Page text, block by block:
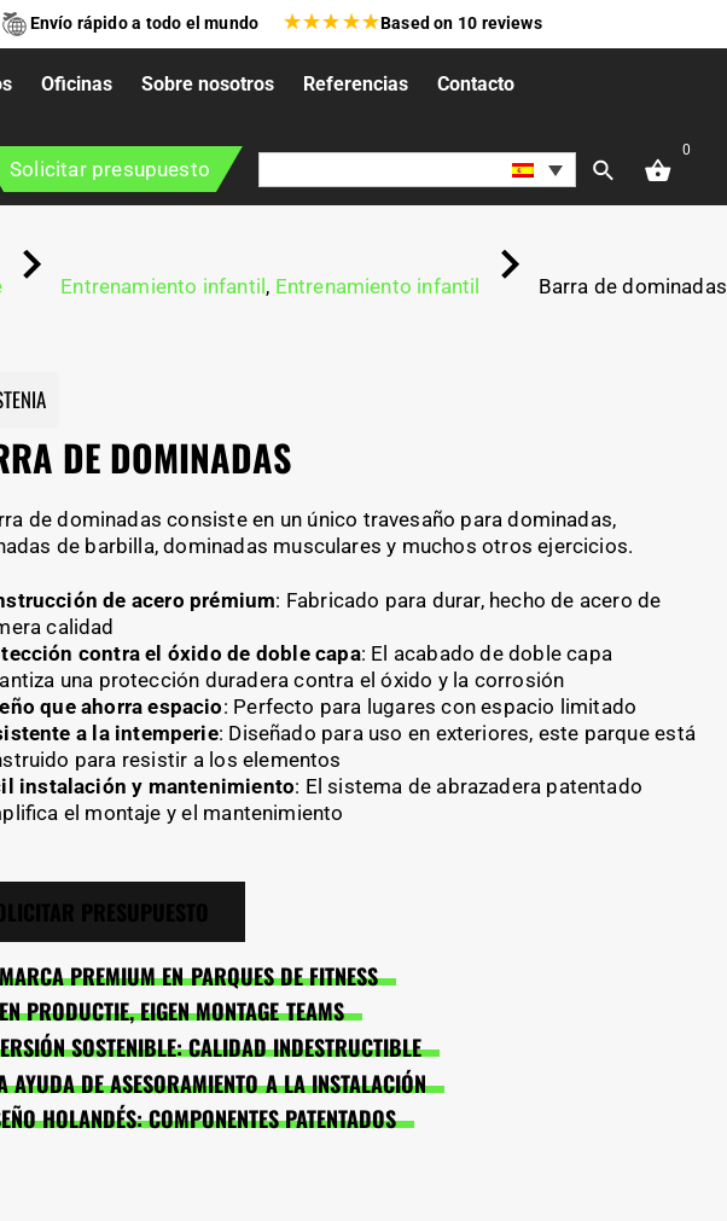
Envío rápido a todo el mundo ★★★★★Based on 10 reviews
Oficinas Sobre nosotros Referencias Contacto
Solicitar presupuesto
0
Entrenamiento infantil, Entrenamiento infantil Barra de dominadas
DE DOMINADAS
de dominadas consiste en un único travesaño para dominadas,
de barbilla, dominadas musculares y muchos otros ejercicios.
de acero prémium: Fabricado para durar, hecho de acero de
calidad
contra el óxido de doble capa: El acabado de doble capa
una protección duradera contra el óxido y la corrosión
que ahorra espacio: Perfecto para lugares con espacio limitado
a la intemperie: Diseñado para uso en exteriores, este parque está
para resistir a los elementos
instalación y mantenimiento: El sistema de abrazadera patentado
el montaje y el mantenimiento
PREMIUM EN PARQUES DE FITNESS
PRODUCTIE, EIGEN MONTAGE TEAMS
SOSTENIBLE: CALIDAD INDESTRUCTIBLE
AYUDA DE ASESORAMIENTO A LA INSTALACIÓN
HOLANDÉS: COMPONENTES PATENTADOS